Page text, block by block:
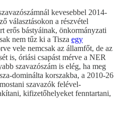
kevesebbel 2014-
választásokon a részvétel
erős bástyáinak, önkormányzati
nem tűz ki a Tisza egy
vele nemcsak az államfőt, de az
is, óriási csapást mérve a NER
szavazószám is elég, ha meg
dominálta korszakba, a 2010-26
szavazók felével-
kifizetőhelyeket fenntartani,